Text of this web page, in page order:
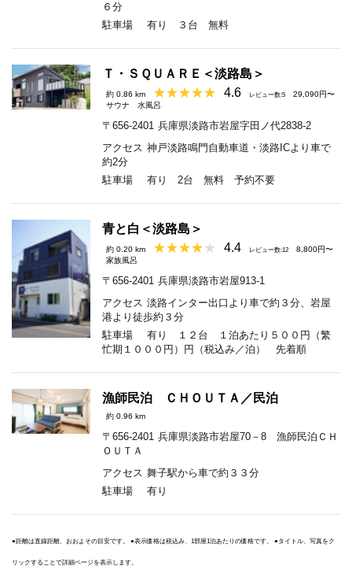
６分
駐車場
有り ３台 無料
Ｔ・ＳＱＵＡＲＥ＜淡路島＞
約 0.86 km 4.6 レビュー数:5
29,090円〜
サウナ
水風呂
〒656-2401 兵庫県淡路市岩屋字田ノ代2838-2
アクセス 神戸淡路鳴門自動車道・淡路ICより車で
約2分
駐車場
有り 2台 無料 予約不要
青と白＜淡路島＞
約 0.20 km 4.4 レビュー数:12
8,800円〜
家族風呂
〒656-2401 兵庫県淡路市岩屋913-1
アクセス 淡路インター出口より車で約３分、岩屋
港より徒歩約３分
駐車場
有り １２台 １泊あたり５００円（繁
忙期１０００円）円（税込み／泊） 先着順
漁師民泊 ＣＨＯＵＴＡ／民泊
約 0.96 km
〒656-2401 兵庫県淡路市岩屋70－8 漁師民泊ＣＨ
ＯＵＴＡ
アクセス 舞子駅から車で約３３分
駐車場
有り
●距離は直線距離、おおよその目安です。 ●表示価格は税込み、1部屋1泊あたりの価格です。 ●タイトル、写真をク
リックすることで詳細ページを表示します。